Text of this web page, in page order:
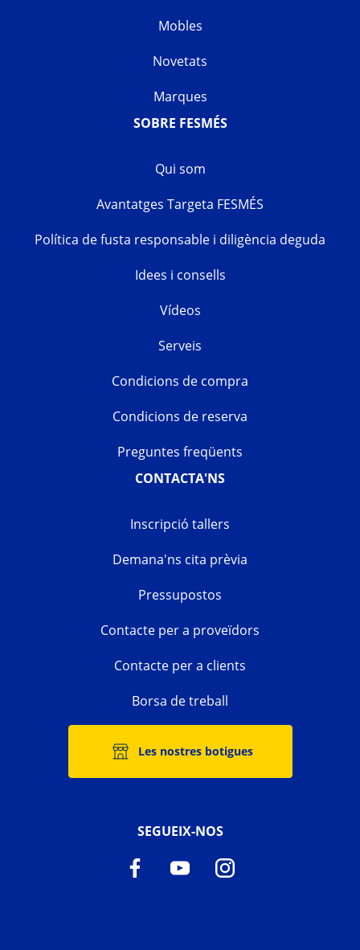
Mobles
Novetats
Marques
SOBRE FESMÉS
Qui som
Avantatges Targeta FESMÉS
Política de fusta responsable i diligència deguda
Idees i consells
Vídeos
Serveis
Condicions de compra
Condicions de reserva
Preguntes freqüents
CONTACTA'NS
Inscripció tallers
Demana'ns cita prèvia
Pressupostos
Contacte per a proveïdors
Contacte per a clients
Borsa de treball
Les nostres botigues
SEGUEIX-NOS